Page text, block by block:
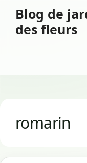
contenu
Blog de
des fleurs
romarin